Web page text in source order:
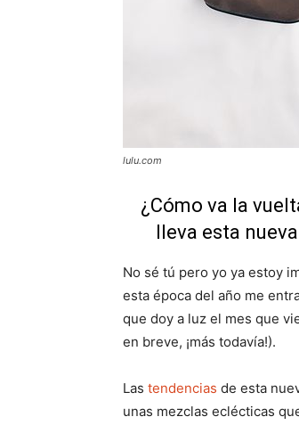
lulu.com
¿Cómo va la
lleva esta
No sé tú pero yo ya estoy
esta época del año me
que doy a luz el mes que
en breve, ¡más todavía!).
Las tendencias de esta
unas mezclas eclécticas